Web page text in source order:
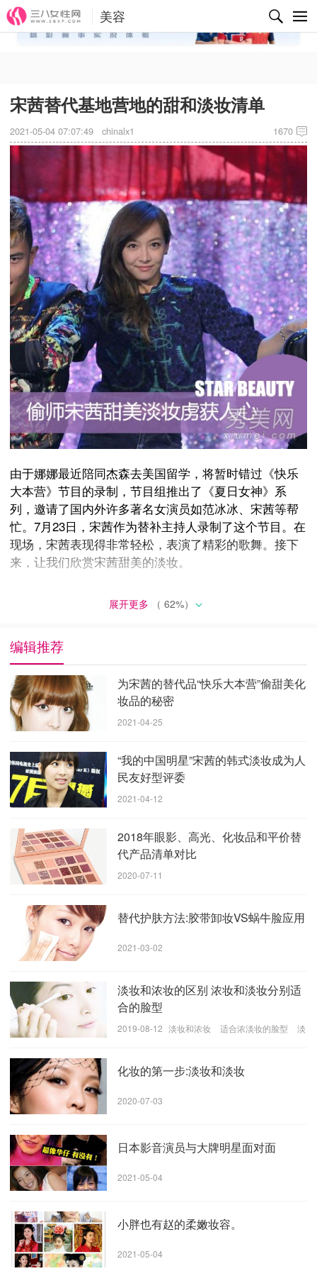
✕
美容
宋茜替代基地营地的甜和淡妆清单
2021-05-04 07:07:49 chinalx1 1670
由于娜娜最近陪同杰森去美国留学，将暂时错过《快乐
大本营》节目的录制，节目组推出了《夏日女神》系
列，邀请了国内外许多著名女演员如范冰冰、宋茜等帮
忙。7月23日，宋茜作为替补主持人录制了这个节目。在
现场，宋茜表现得非常轻松，表演了精彩的歌舞。接下
来，让我们欣赏宋茜甜美的淡妆。
宋茜快乐大本营的消息立刻让粉丝们兴奋起来，他们都
期待着宋茜在快乐大本营的首次亮相。他们都说他们会
等着看宋茜和幸福家庭会有什么样的火花。在录音现
场，宋茜穿着一条腿修长的短裤，浅棕色的眼影布满了
眼眶，还有厚厚的假睫毛。他的眼睛充满魅力。
展开更多 （ 62%）
编辑推荐
为宋茜的替代品“快乐大本营”偷甜美化
妆品的秘密
2021-04-25
“我的中国明星”宋茜的韩式淡妆成为人
民友好型评委
2021-04-12
2018年眼影、高光、化妆品和平价替
代产品清单对比
2020-07-11
替代护肤方法:胶带卸妆VS蜗牛脸应用
2021-03-02
淡妆和浓妆的区别 浓妆和淡妆分别适
合的脸型
2019-08-12 淡妆和浓妆 适合浓淡妆的脸型
淡
化妆的第一步:淡妆和淡妆
2020-07-03
日本影音演员与大牌明星面对面
2021-05-04
小胖也有赵的柔嫩妆容。
2021-05-04